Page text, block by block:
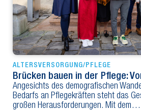
ALTERSVERSORGUNG/PFLEGE
Brücken bauen in der Pflege:
Angesichts des demografischen
Bedarfs an Pflegekräften steht das
großen Herausforderungen. Mit dem…